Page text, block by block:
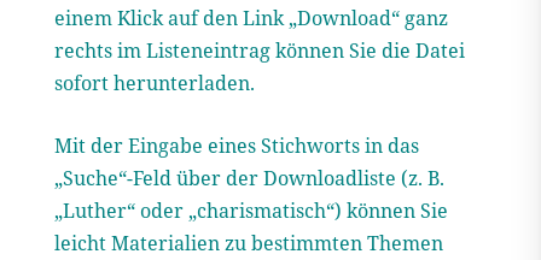
einem Klick auf den Link „Download“ ganz
rechts im Listeneintrag können Sie die Datei
sofort herunterladen.
Mit der Eingabe eines Stichworts in das
„Suche“-Feld über der Downloadliste (z. B.
„Luther“ oder „charismatisch“) können Sie
leicht Materialien zu bestimmten Themen